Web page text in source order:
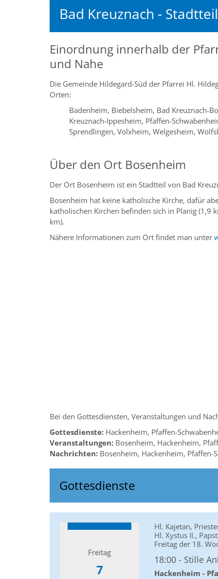
Bad Kreuznach -
Einordnung innerhalb der
und Nahe
Die Gemeinde Hildegard-Süd der Pfarrei Hl.
Orten:
Badenheim, Biebelsheim, Bad Kreuznach-
Kreuznach-Ippesheim, Pfaffen-
Sprendlingen, Volxheim, Welgesheim,
Über den Ort Bosenheim
Der Ort Bosenheim ist ein Stadtteil von Bad
Bosenheim hat keine katholische Kirche, dafür
katholischen Kirchen befinden sich in Planig (1,9
km).
Nähere Informationen zum Ort findet man unter
Bei den Gottesdiensten, Veranstaltungen und
Gottesdienste: Hackenheim, Pfaffen-
Veranstaltungen: Bosenheim, Hackenheim,
Nachrichten: Bosenheim, Hackenheim,
Gottesdienste
Freitag
7
Hl. Kajetan,
Hl. Xystus II.,
Freitag der 18.
18:00 Stille
Hackenheim -